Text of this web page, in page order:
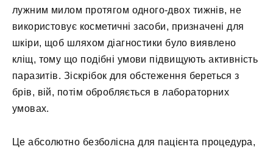
лужним милом протягом одного-двох тижнів, не
використовує косметичні засоби, призначені для
шкіри, щоб шляхом діагностики було виявлено
кліщ, тому що подібні умови підвищують активність
паразитів. Зіскрібок для обстеження береться з
брів, вій, потім обробляється в лабораторних
умовах.
Це абсолютно безболісна для пацієнта процедура,